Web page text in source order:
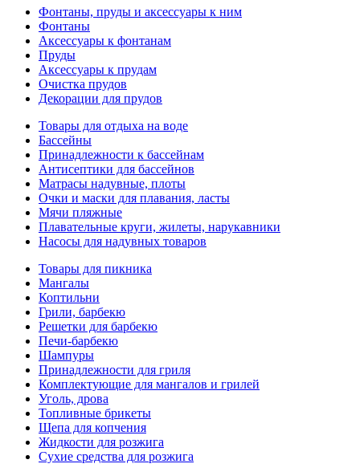
Фонтаны, пруды и аксессуары к ним
Фонтаны
Аксессуары к фонтанам
Пруды
Аксессуары к прудам
Очистка прудов
Декорации для прудов
Товары для отдыха на воде
Бассейны
Принадлежности к бассейнам
Антисептики для бассейнов
Матраcы надувные, плоты
Очки и маски для плавания, ласты
Мячи пляжные
Плавательные круги, жилеты, нарукавники
Насосы для надувных товаров
Товары для пикника
Мангалы
Коптильни
Грили, барбекю
Решетки для барбекю
Печи-барбекю
Шампуры
Принадлежности для гриля
Комплектующие для мангалов и грилей
Уголь, дрова
Топливные брикеты
Щепа для копчения
Жидкости для розжига
Сухие средства для розжига